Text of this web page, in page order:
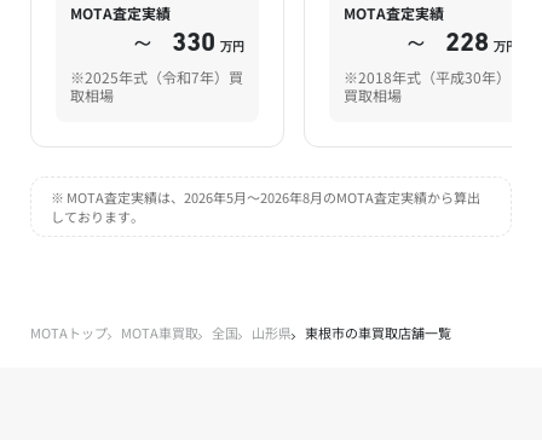
MOTA査定実績
～ 330 万円
※2025年式（令和7年）買
取相場
MOTA査定実績
～ 228 万円
※2018年式（平成30年）
買取相場
※ MOTA査定実績は、2026年5月～2026年8月のMOTA査定実績から算出
しております。
MOTAトップ MOTA車買取 全国 山形県 東根市の車買取店舗一覧